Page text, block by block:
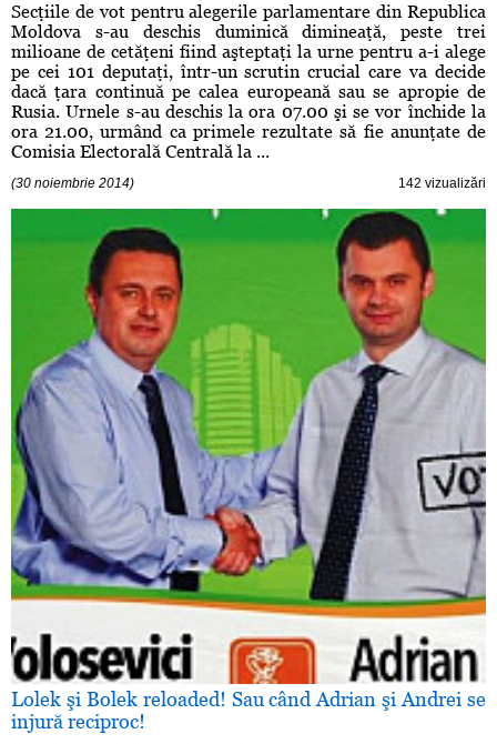
Secţiile de vot pentru alegerile parlamentare din Republica
Moldova s-au deschis duminică dimineaţă, peste trei
milioane de cetăţeni fiind aşteptaţi la urne pentru a-i alege
pe cei 101 deputaţi, într-un scrutin crucial care va decide
dacă ţara continuă pe calea europeană sau se apropie de
Rusia. Urnele s-au deschis la ora 07.00 şi se vor închide la
ora 21.00, urmând ca primele rezultate să fie anunţate de
Comisia Electorală Centrală la ...
(30 noiembrie 2014) 142 vizualizări
Lolek şi Bolek reloaded! Sau când Adrian şi Andrei se
injură reciproc!